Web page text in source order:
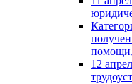
помощи,
12